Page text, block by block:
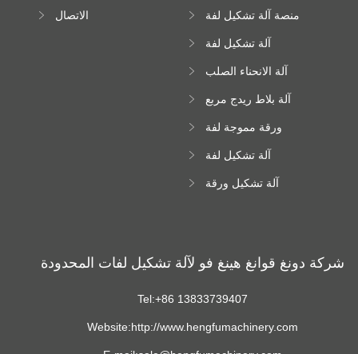
الاتصال
منصة آلة تشكيل لفة
آلة تشكيل لفة
آلة الانحناء الصلب
آلة بلاط ريدج مربع
ورقة مموجة لفة
آلة تشكيل لفة
آلة تشكيل ورقة
شركة دونغ قوانغ هينغ فو لآلة تشكيل لفات المحدودة
Tel:+86 13833739407
Website:http://www.hengfumachinery.com